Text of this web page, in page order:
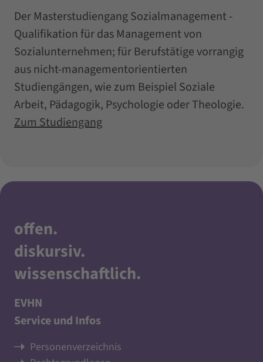
Der Masterstudiengang Sozialmanagement -
Qualifikation für das Management von
Sozialunternehmen; für Berufstätige vorrangig
aus nicht-managementorientierten
Studiengängen, wie zum Beispiel Soziale
Arbeit, Pädagogik, Psychologie oder Theologie.
Zum Studiengang
offen.
diskursiv.
wissenschaftlich.
EVHN
Service und Infos
Personenverzeichnis